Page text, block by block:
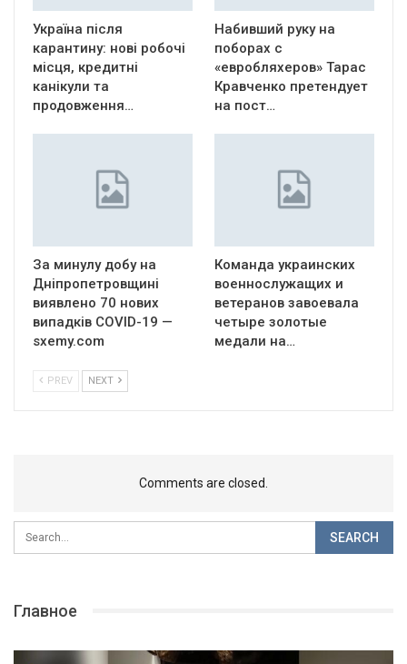
Україна після
карантину: нові робочі
місця, кредитні
канікули та
продовження…
Набивший руку на
поборах с
«евробляхеров» Тарас
Кравченко претендует
на пост…
За минулу добу на
Дніпропетровщині
виявлено 70 нових
випадків COVID-19 —
sxemy.com
Команда украинских
военнослужащих и
ветеранов завоевала
четыре золотые
медали на…
PREV NEXT
Comments are closed.
Главное